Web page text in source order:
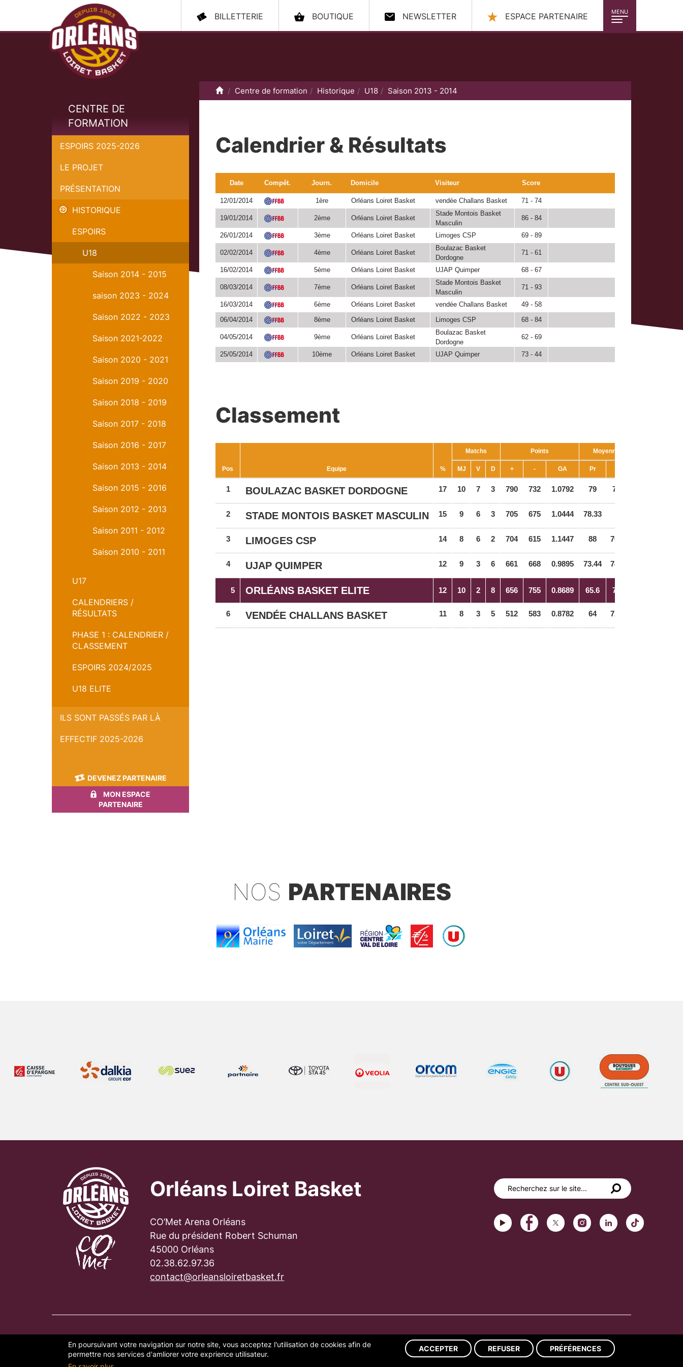
MENU
BILLETTERIE BOUTIQUE NEWSLETTER ESPACE PARTENAIRE
CENTRE DE
FORMATION
ESPOIRS 2025-2026
LE PROJET
PRÉSENTATION
HISTORIQUE
ESPOIRS
U18
Saison 2014 - 2015
saison 2023 - 2024
Saison 2022 - 2023
Saison 2021-2022
Saison 2020 - 2021
Saison 2019 - 2020
Saison 2018 - 2019
Saison 2017 - 2018
Saison 2016 - 2017
Saison 2013 - 2014
Saison 2015 - 2016
Saison 2012 - 2013
Saison 2011 - 2012
Saison 2010 - 2011
U17
CALENDRIERS /
RÉSULTATS
PHASE 1 : CALENDRIER /
CLASSEMENT
ESPOIRS 2024/2025
U18 ELITE
ILS SONT PASSÉS PAR LÀ
EFFECTIF 2025-2026
DEVENEZ PARTENAIRE
MON ESPACE
PARTENAIRE
AccueilCentre de formation Historique U18 Saison 2013 - 2014
Calendrier & Résultats
Date Compét. Journ. Domicile Visiteur Score
12/01/2014
1ère Orléans Loiret Basket vendée Challans Basket 71 - 74
19/01/2014
FFBB
2ème Orléans Loiret Basket
Stade Montois Basket
Masculin
86 - 84
26/01/2014
3ème Orléans Loiret Basket Limoges CSP 69 - 89
02/02/2014
FFBB
4ème Orléans Loiret Basket
Boulazac Basket
Dordogne
71 - 61
16/02/2014
5ème Orléans Loiret Basket UJAP Quimper 68 - 67
08/03/2014
FFBB
7ème Orléans Loiret Basket
Stade Montois Basket
Masculin
71 - 93
16/03/2014
FFBB
6ème Orléans Loiret Basket vendée Challans Basket
49 - 58
06/04/2014
8ème Orléans Loiret Basket Limoges CSP 68 - 84
04/05/2014
FFBB
9ème Orléans Loiret Basket
Boulazac Basket
Dordogne
62 - 69
25/05/2014
10ème Orléans Loiret Basket UJAP Quimper 73 - 44
Classement
Pos Equipe %
Matchs Points Moyenne
MJ V D + - GA Pr
1 BOULAZAC BASKET DORDOGNE 17 10 7 3 790 732 1.0792 79 73.2
2 STADE MONTOIS BASKET MASCULIN 15 9 6 3 705 675 1.0444 78.33
3 LIMOGES CSP 14 8 6 2 704 615 1.1447 88 76.88
4 UJAP QUIMPER 12 9 3 6 661 668 0.9895 73.44 74.22
5 ORLÉANS BASKET ELITE 12 10 2 8 656 755 0.8689 65.6 75.5
6 VENDÉE CHALLANS BASKET 11 8 3 5 512 583 0.8782 64 72.88
NOS PARTENAIRES
En poursuivant votre navigation sur notre site, vous acceptez l'utilisation de cookies afin de
permettre nos services d'amliorer votre exprience utilisateur.
ACCEPTER REFUSER PRÉFÉRENCES
Orléans Loiret Basket
CO’Met Arena Orléans
Rue du président Robert Schuman
45000 Orléans
02.38.62.97.36
contact@orleansloiretbasket.fr
PLAN DU SITE FAQ MENTIONS LÉGALES GESTION DES COOKIES Réalisation du site : ads-COM